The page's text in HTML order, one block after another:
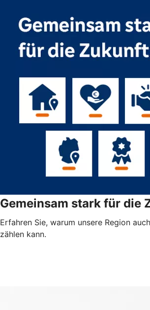
Gemeinsam stark für die
Erfahren Sie, warum unsere Region
zählen kann.